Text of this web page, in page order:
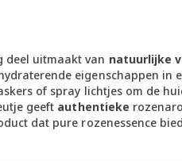
deel uitmaakt van natuurlijke
eigenschappen
of spray lichtjes om de
geeft authentieke
dat pure rozenessence